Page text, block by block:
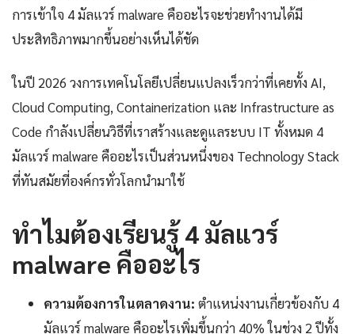
การเข้าใจ 4 มัลแวร์ malware คืออะไรจะช่วยทำงานได้มี
ประสิทธิภาพมากขึ้นอย่างเห็นได้ชัด
ในปี 2026 วงการเทคโนโลยีเปลี่ยนแปลงเร็วกว่าที่เคยทั้ง AI,
Cloud Computing, Containerization และ Infrastructure as
Code กำลังเปลี่ยนวิธีที่เราสร้างและดูแลระบบ IT ทั้งหมด 4
มัลแวร์ malware คืออะไรเป็นส่วนหนึ่งของ Technology Stack
ที่ทันสมัยที่องค์กรทั่วโลกนำมาใช้
ทำไมต้องเรียนรู้ 4 มัลแวร์
malware คืออะไร
ความต้องการในตลาดงาน: ตำแหน่งงานเกี่ยวข้องกับ 4
มัลแวร์ malware คืออะไรเพิ่มขึ้นกว่า 40% ในช่วง 2 ปีทั้ง